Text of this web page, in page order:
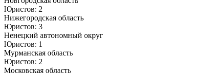
Юристов: 2
Нижегородская область
Юристов: 3
Ненецкий автономный округ
Юристов: 1
Мурманская область
Юристов: 2
Московская область